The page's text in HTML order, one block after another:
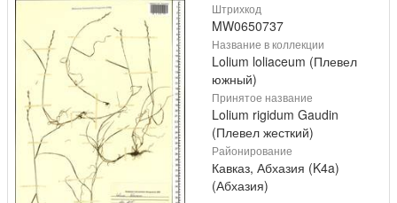
Штрихкод
MW0650737
Название в коллекции
Lolium loliaceum (Плевел
южный)
Принятое название
Lolium rigidum Gaudin
(Плевел жесткий)
Районирование
Кавказ, Абхазия (K4a)
(Абхазия)